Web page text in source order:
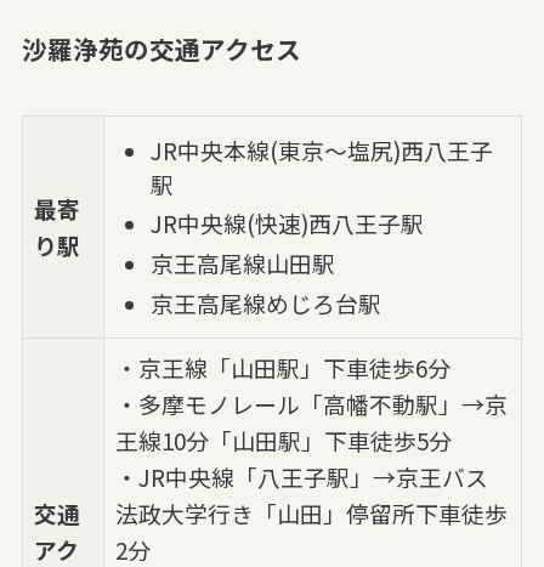
沙羅浄苑の交通アクセス
最寄
り駅
JR中央本線(東京～塩尻)西八王子
駅
JR中央線(快速)西八王子駅
京王高尾線山田駅
京王高尾線めじろ台駅
交通
アク
・京王線「山田駅」下車徒歩6分
・多摩モノレール「高幡不動駅」→京
王線10分「山田駅」下車徒歩5分
・JR中央線「八王子駅」→京王バス
法政大学行き「山田」停留所下車徒歩
2分